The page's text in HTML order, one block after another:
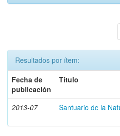
Resultados por ítem:
Fecha de
publicación
Título
2013-07 Santuario de la